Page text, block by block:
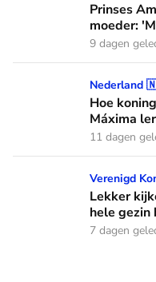
Prinses
moeder:
9 dagen
Hoe koning Willem-
Nederland
Hoe
Máxima
11 dagen
Lekker kijken: William
Verenigd
Lekker
hele gezin
7 dagen